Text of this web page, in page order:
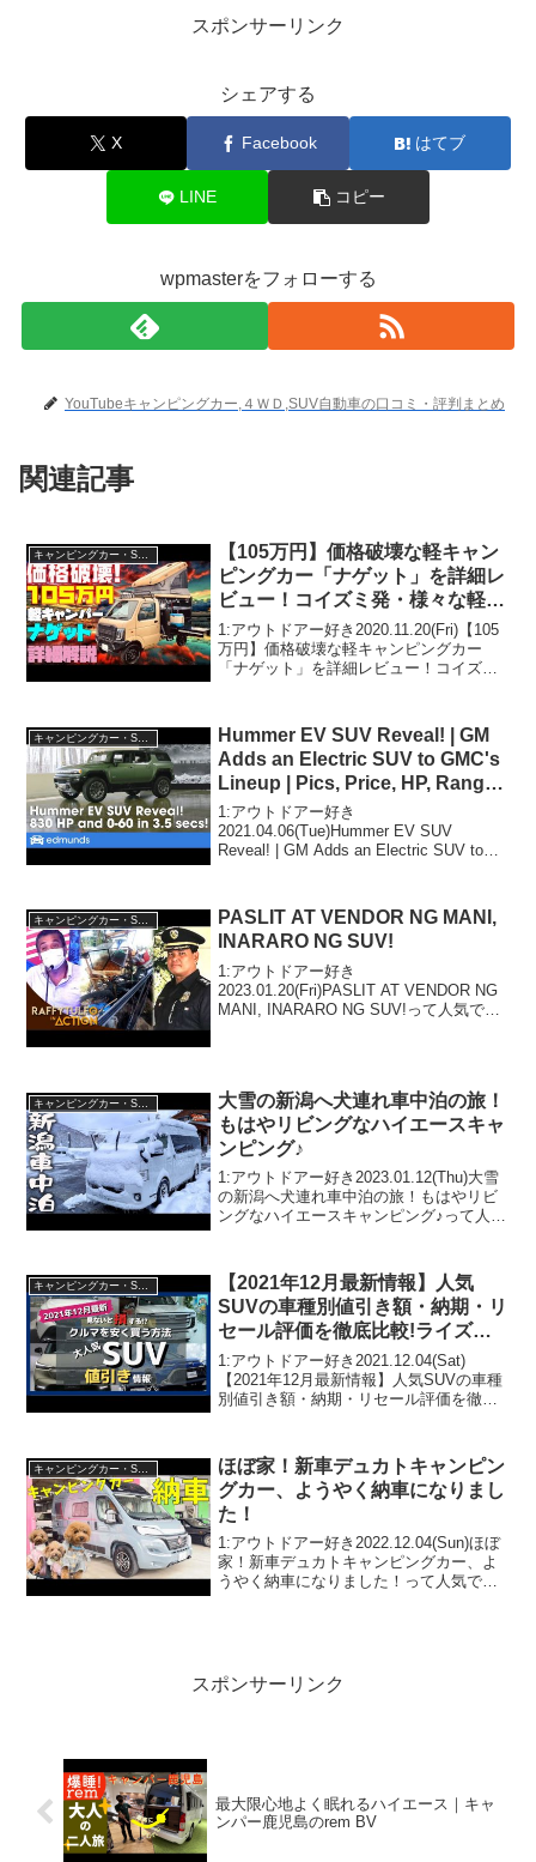
スポンサーリンク
シェアする
X Facebook はてブ
LINE コピー
wpmasterをフォローする
YouTubeキャンピングカー,４ＷＤ,SUV自動車の口コミ・評判まとめ
関連記事
キャンピングカー・SUV人気車種
【105万円】価格破壊な軽キャン
ピングカー「ナゲット」を詳細レ
ビュー！コイズミ発・様々な軽ト
ラックに積載可能な災害ボランテ
ィアもできる衝撃のトラキャン軽
キャンパー！エブリイもハイゼッ
1:アウトドアー好き2020.11.20(Fri)【105
万円】価格破壊な軽キャンピングカー
「ナゲット」を詳細レビュー！コイズミ
軽キャンパー！エブリイもハイゼットも
OK...
Hummer EV SUV Reveal! | GM
Adds an Electric SUV to GMC's
Lineup | Pics, Price, HP, Range
& More
1:アウトドアー好き
2021.04.06(Tue)Hummer EV SUV
Reveal! | GM Adds an Electric SUV to
キャンピングカー・SUV人気車種
PASLIT AT VENDOR NG MANI,
INARARO NG SUV!
1:アウトドアー好き
2023.01.20(Fri)PASLIT AT VENDOR NG
MANI, INARARO NG SUV!って人気で話
大雪の新潟へ犬連れ車中泊の旅！
もはやリビングなハイエースキャ
ンピング♪
1:アウトドアー好き2023.01.12(Thu)大雪
の新潟へ犬連れ車中泊の旅！もはやリビ
ングなハイエースキャンピング♪って人気
は注目です！3:アウト...
キャンピングカー・SUV人気車種
【2021年12月最新情報】人気
SUVの車種別値引き額・納期・リ
セール評価を徹底比較!ライズ・
新型ヴェゼル・ハリアー・ランク
ル・プラド・ヤリスクロス・
RAV4・カローラクロス・キック
1:アウトドアー好き2021.12.04(Sat)
【2021年12月最新情報】人気SUVの車種
別値引き額・納期・リセール評価を徹底
RAV4・カローラクロス・キックス・ア
リ...
ほぼ家！新車デュカトキャンピン
グカー、ようやく納車になりまし
た！
1:アウトドアー好き2022.12.04(Sun)ほぼ
家！新車デュカトキャンピングカー、よ
うやく納車になりました！って人気で話
スポンサーリンク
最大限心地よく眠れるハイエース｜キャ
ンパー鹿児島のrem BV